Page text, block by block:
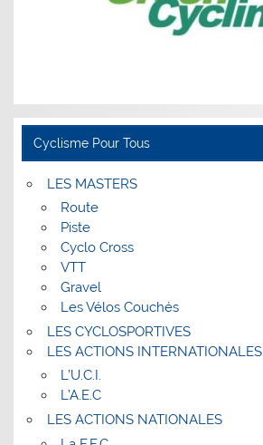
Cyclisme Pour Tous
LES MASTERS
Route
Piste
Cyclo Cross
VTT
Gravel
Les Vélos Couchés
LES CYCLOSPORTIVES
LES ACTIONS INTERNATIONALES
L’U.C.I.
L’A.E.C
LES ACTIONS NATIONALES